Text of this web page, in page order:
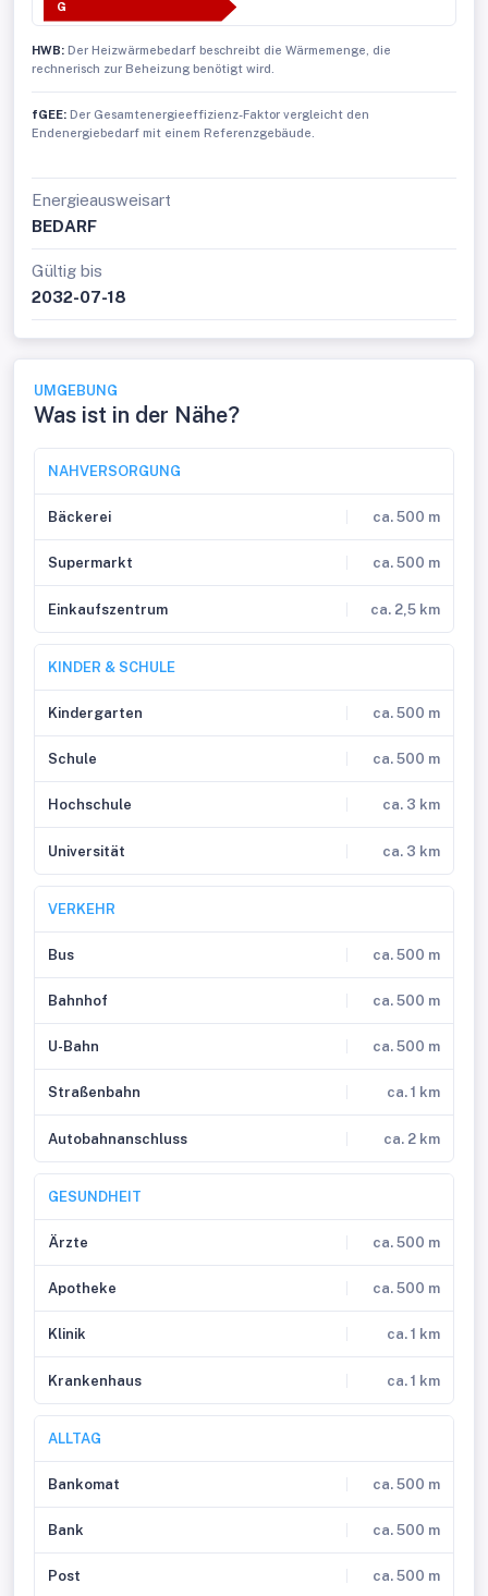
G
HWB: Der Heizwärmebedarf beschreibt die Wärmemenge, die
rechnerisch zur Beheizung benötigt wird.
fGEE: Der Gesamtenergieeffizienz-Faktor vergleicht den
Endenergiebedarf mit einem Referenzgebäude.
Energieausweisart
BEDARF
Gültig bis
2032-07-18
UMGEBUNG
Was ist in der Nähe?
NAHVERSORGUNG
Bäckerei ca. 500 m
Supermarkt ca. 500 m
Einkaufszentrum ca. 2,5 km
KINDER & SCHULE
Kindergarten ca. 500 m
Schule ca. 500 m
Hochschule ca. 3 km
Universität ca. 3 km
VERKEHR
Bus ca. 500 m
Bahnhof ca. 500 m
U-Bahn ca. 500 m
Straßenbahn ca. 1 km
Autobahnanschluss ca. 2 km
GESUNDHEIT
Ärzte ca. 500 m
Apotheke ca. 500 m
Klinik ca. 1 km
Krankenhaus ca. 1 km
ALLTAG
Bankomat ca. 500 m
Bank ca. 500 m
Post ca. 500 m